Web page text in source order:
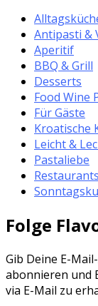
Antipasti &
Aperitif
BBQ & Grill
Desserts
Food Wine
Für Gäste
Kroatische
Leicht &
Pastaliebe
Folge
Gib Deine E-
abonnieren und
via E-Mail zu